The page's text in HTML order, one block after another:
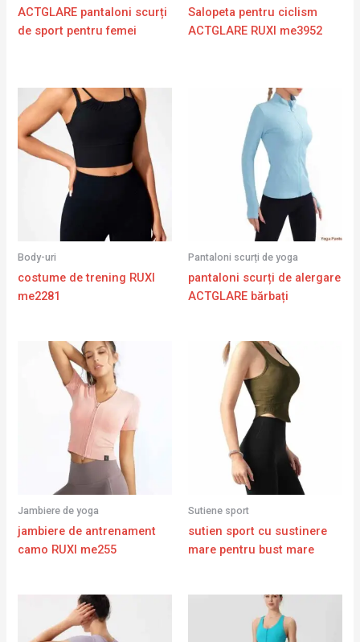
ACTGLARE pantaloni scurți
de sport pentru femei
Salopeta pentru ciclism
ACTGLARE RUXI me3952
Body-uri
costume de trening RUXI
me2281
Pantaloni scurți de yoga
pantaloni scurți de alergare
ACTGLARE bărbați
Jambiere de yoga
jambiere de antrenament
camo RUXI me255
Sutiene sport
sutien sport cu sustinere
mare pentru bust mare